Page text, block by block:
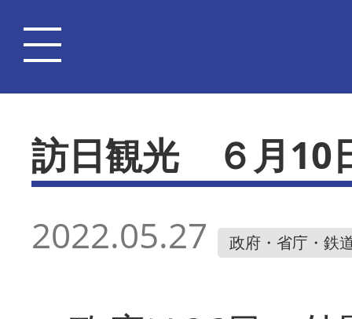
訪日観光 ６月10
2022.05.27 政府・省庁・鉄